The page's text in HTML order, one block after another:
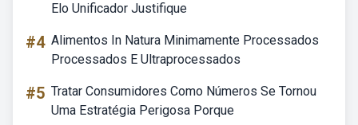
Elo Unificador Justifique
#4 Alimentos In Natura Minimamente Processados
Processados E Ultraprocessados
#5 Tratar Consumidores Como Números Se Tornou
Uma Estratégia Perigosa Porque